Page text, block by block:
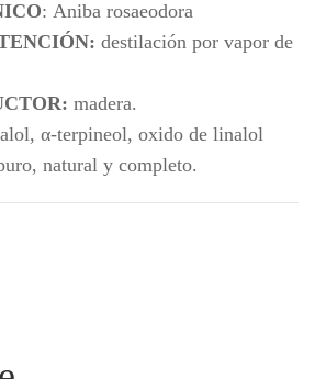
: Aniba rosaeodora
destilación por vapor de
madera.
α-terpineol, oxido de linalol
natural y completo.